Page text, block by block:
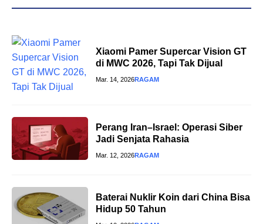
Xiaomi Pamer Supercar Vision GT
di MWC 2026, Tapi Tak Dijual
Mar. 14, 2026RAGAM
Perang Iran–Israel: Operasi Siber
Jadi Senjata Rahasia
Mar. 12, 2026RAGAM
Baterai Nuklir Koin dari China Bisa
Hidup 50 Tahun